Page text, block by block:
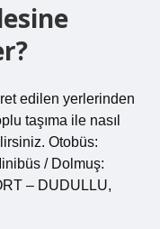
edilen yerlerinden
taşıma ile nasıl
Otobüs:
/ Dolmuş:
– DUDULLU,